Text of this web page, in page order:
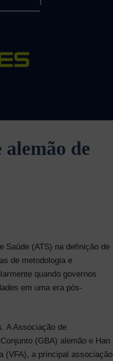
de
Saúde (ATS) na definição de
de metodologia e
quando governos
em uma era pós-
A Associação de
(GBA) alemão e Han
(VFA), a principal associação